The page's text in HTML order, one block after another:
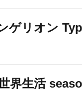
ゲリオン
界生活